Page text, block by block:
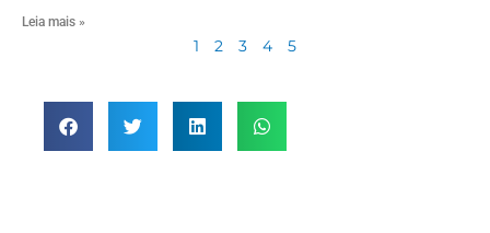
Leia mais »
1 2 3 4 5